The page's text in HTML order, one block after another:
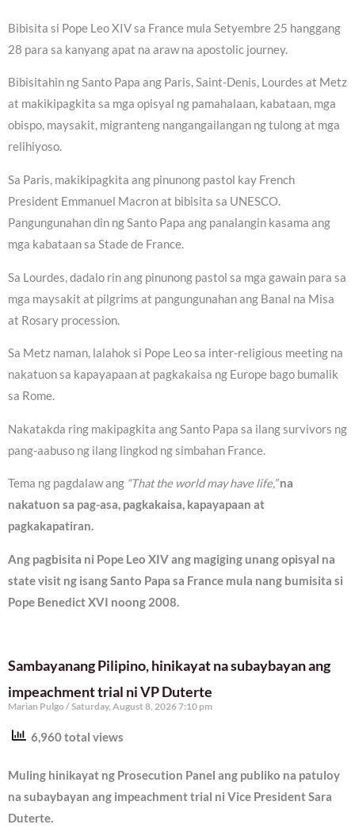
Bibisita si Pope Leo XIV sa France mula Setyembre 25 hanggang
28 para sa kanyang apat na araw na apostolic journey.
Bibisitahin ng Santo Papa ang Paris, Saint-Denis, Lourdes at Metz
at makikipagkita sa mga opisyal ng pamahalaan, kabataan, mga
obispo, maysakit, migranteng nangangailangan ng tulong at mga
relihiyoso.
Sa Paris, makikipagkita ang pinunong pastol kay French
President Emmanuel Macron at bibisita sa UNESCO.
Pangungunahan din ng Santo Papa ang panalangin kasama ang
mga kabataan sa Stade de France.
Sa Lourdes, dadalo rin ang pinunong pastol sa mga gawain para sa
mga maysakit at pilgrims at pangungunahan ang Banal na Misa
at Rosary procession.
Sa Metz naman, lalahok si Pope Leo sa inter-religious meeting na
nakatuon sa kapayapaan at pagkakaisa ng Europe bago bumalik
sa Rome.
Nakatakda ring makipagkita ang Santo Papa sa ilang survivors ng
pang-aabuso ng ilang lingkod ng simbahan France.
Tema ng pagdalaw ang “That the world may have life,”na
nakatuon sa pag-asa, pagkakaisa, kapayapaan at
pagkakapatiran.
Ang pagbisita ni Pope Leo XIV ang magiging unang opisyal na
state visit ng isang Santo Papa sa France mula nang bumisita si
Pope Benedict XVI noong 2008.
Sambayanang Pilipino, hinikayat na subaybayan ang
impeachment trial ni VP Duterte
Marian Pulgo Saturday, August 8, 2026 7:10 pm
6,960 total views
Muling hinikayat ng Prosecution Panel ang publiko na patuloy
na subaybayan ang impeachment trial ni Vice President Sara
Duterte.